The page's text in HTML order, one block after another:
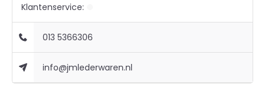
Klantenservice:
013 5366306
info@jmlederwaren.nl